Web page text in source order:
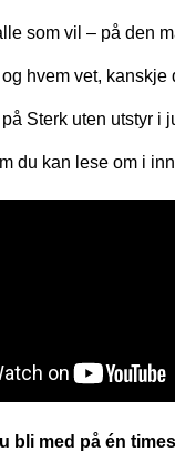
som vil – på den
hvem vet, kanskje
Sterk uten utstyr i
du kan lese om i
bli med på én